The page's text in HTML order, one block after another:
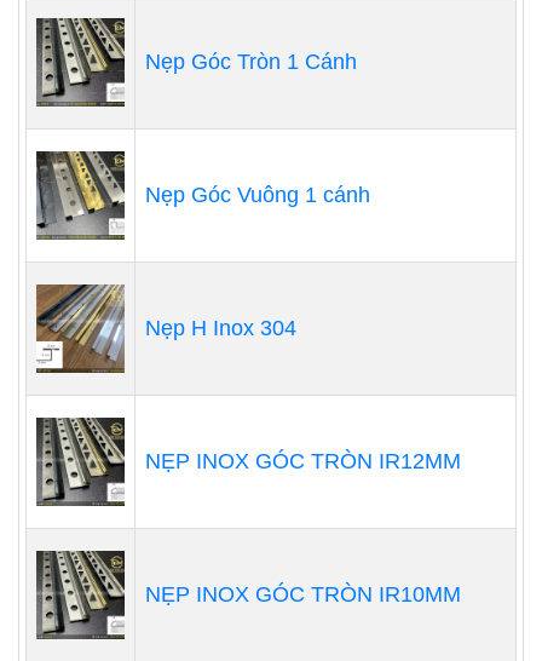
Nẹp Góc Tròn 1 Cánh
Nẹp Góc Vuông 1 cánh
Nẹp H Inox 304
NẸP INOX GÓC TRÒN IR12MM
NẸP INOX GÓC TRÒN IR10MM